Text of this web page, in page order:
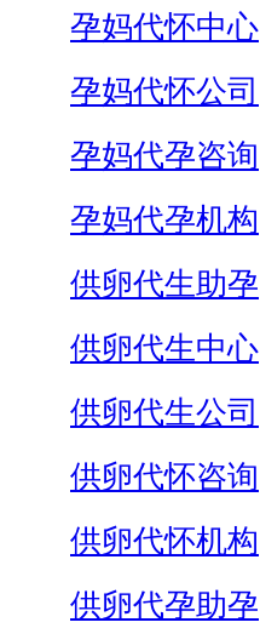
孕妈代怀中心
孕妈代怀公司
孕妈代孕咨询
孕妈代孕机构
供卵代生助孕
供卵代生中心
供卵代生公司
供卵代怀咨询
供卵代怀机构
供卵代孕助孕